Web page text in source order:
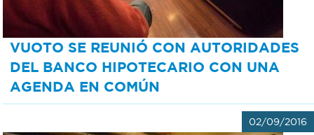
VUOTO SE REUNIÓ CON AUTORIDADES
DEL BANCO HIPOTECARIO CON UNA
AGENDA EN COMÚN
02/09/2016